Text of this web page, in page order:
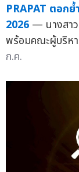
PRAPAT ตอก
2026 — นางสา
พร้อมคณะผู้บริห
ก.ค.